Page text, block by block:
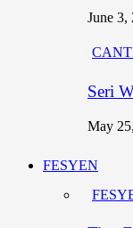
June 3,
Seri
May
FESYEN